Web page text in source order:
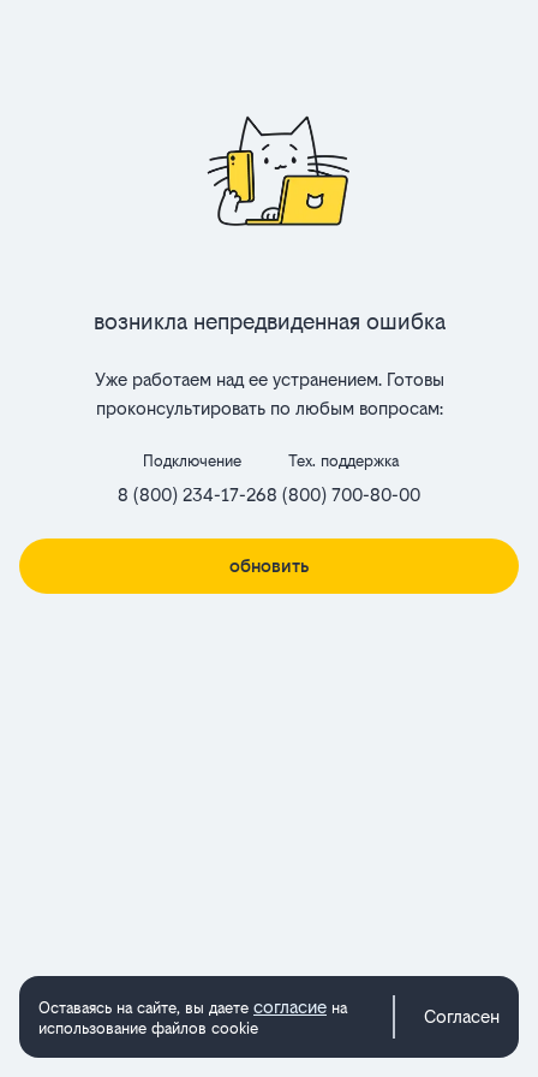
Возникла непредвиденная ошибка
Уже работаем над ее устранением. Готовы
проконсультировать по любым вопросам:
Подключение
8 (800) 234-17-26
Тех. поддержка
8 (800) 700-80-00
обновить
Оставаясь на сайте, вы даете согласие на
использование файлов cookie
Согласен